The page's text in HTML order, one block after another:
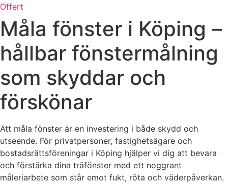
Offert
Måla fönster i Köping –
hållbar fönstermålning
som skyddar och
förskönar
Att måla fönster är en investering i både skydd och
utseende. För privatpersoner, fastighetsägare och
bostadsrättsföreningar i Köping hjälper vi dig att bevara
och förstärka dina träfönster med ett noggrant
måleriarbete som står emot fukt, röta och väderpåverkan.